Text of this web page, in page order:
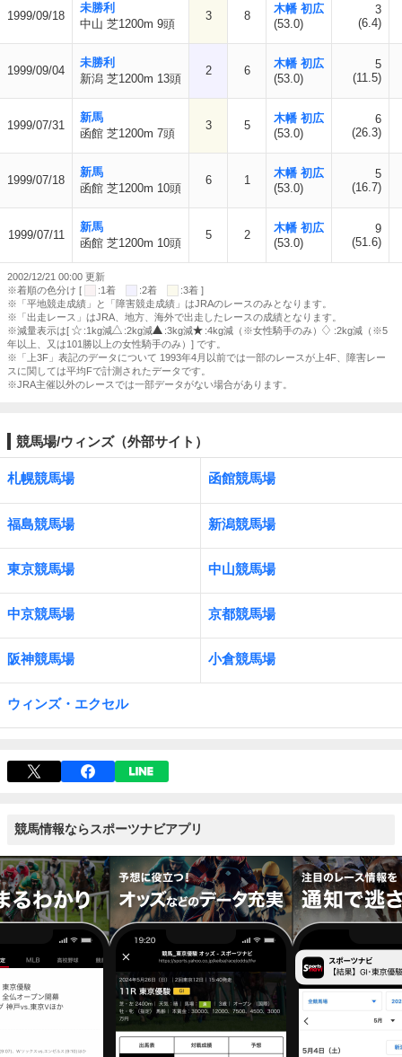
1999/09/18
未勝利
中山 芝1200m 9頭
3 8
木幡 初広
(53.0)
3
(6.4)
1999/09/04
未勝利
新潟 芝1200m 13頭
2 6
木幡 初広
(53.0)
5
(11.5)
1999/07/31
新馬
函館 芝1200m 7頭
3 5
木幡 初広
(53.0)
6
(26.3)
1999/07/18
新馬
函館 芝1200m 10頭
6 1
木幡 初広
(53.0)
5
(16.7)
1999/07/11
新馬
函館 芝1200m 10頭
5 2
木幡 初広
(53.0)
9
(51.6)
2002/12/21 00:00 更新
※着順の色分け [
:1着 :2着
:3着 ]
※「平地競走成績」と「障害競走成績」はJRAのレースのみとなります。
※「出走レース」はJRA、地方、海外で出走したレースの成績となります。
※減量表示は[
:1kg減 :2kg減 :3kg減 :4kg減（※女性騎手のみ）
:2kg減（※5
年以上、又は101勝以上の女性騎手のみ）] です。
※「上3F」表記のデータについて 1993年4月以前では一部のレースが上4F、障害レー
スに関しては平均Fで計測されたデータです。
※JRA主催以外のレースでは一部データがない場合があります。
競馬場/ウィンズ（外部サイト）
札幌競馬場 函館競馬場
福島競馬場 新潟競馬場
東京競馬場 中山競馬場
中京競馬場 京都競馬場
阪神競馬場 小倉競馬場
ウィンズ・エクセル
競馬情報ならスポーツナビアプリ